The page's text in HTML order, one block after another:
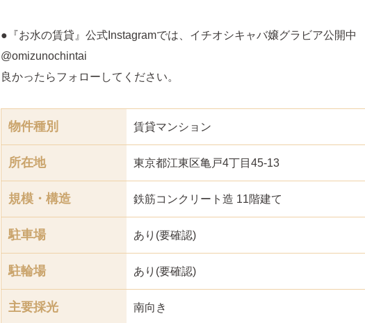
●『お水の賃貸』公式Instagramでは、イチオシキャバ嬢グラビア公開中
@omizunochintai
良かったらフォローしてください。
物件種別 賃貸マンション
所在地 東京都江東区亀戸4丁目45-13
規模・構造 鉄筋コンクリート造 11階建て
駐車場 あり(要確認)
駐輪場 あり(要確認)
主要採光 南向き